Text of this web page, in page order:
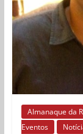
Almanaque da
Eventos